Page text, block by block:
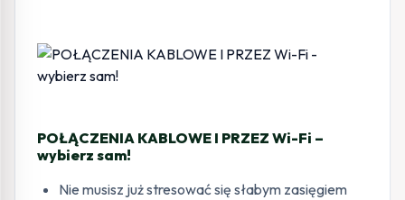
POŁĄCZENIA KABLOWE I PRZEZ Wi-Fi –
wybierz sam!
Nie musisz już stresować się słabym zasięgiem